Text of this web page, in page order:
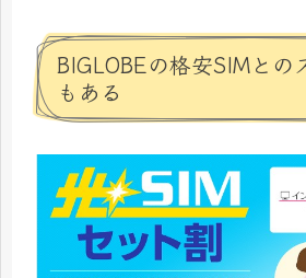
BIGLOBEの格安SIMとの
もある